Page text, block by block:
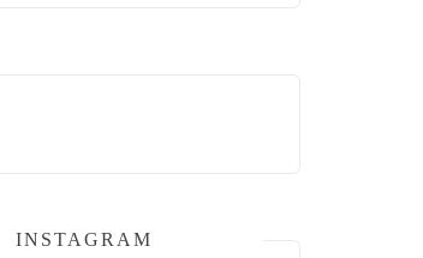
INSTAGRAM